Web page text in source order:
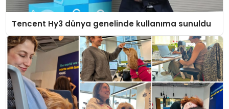
Tencent Hy3 dünya genelinde kullanıma sunuldu